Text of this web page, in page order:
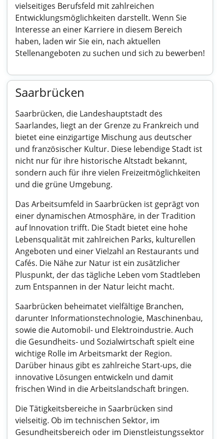
vielseitiges Berufsfeld mit zahlreichen
Entwicklungsmöglichkeiten darstellt. Wenn Sie
Interesse an einer Karriere in diesem Bereich
haben, laden wir Sie ein, nach aktuellen
Stellenangeboten zu suchen und sich zu bewerben!
Saarbrücken
Saarbrücken, die Landeshauptstadt des
Saarlandes, liegt an der Grenze zu Frankreich und
bietet eine einzigartige Mischung aus deutscher
und französischer Kultur. Diese lebendige Stadt ist
nicht nur für ihre historische Altstadt bekannt,
sondern auch für ihre vielen Freizeitmöglichkeiten
und die grüne Umgebung.
Das Arbeitsumfeld in Saarbrücken ist geprägt von
einer dynamischen Atmosphäre, in der Tradition
auf Innovation trifft. Die Stadt bietet eine hohe
Lebensqualität mit zahlreichen Parks, kulturellen
Angeboten und einer Vielzahl an Restaurants und
Cafés. Die Nähe zur Natur ist ein zusätzlicher
Pluspunkt, der das tägliche Leben vom Stadtleben
zum Entspannen in der Natur leicht macht.
Saarbrücken beheimatet vielfältige Branchen,
darunter Informationstechnologie, Maschinenbau,
sowie die Automobil- und Elektroindustrie. Auch
die Gesundheits- und Sozialwirtschaft spielt eine
wichtige Rolle im Arbeitsmarkt der Region.
Darüber hinaus gibt es zahlreiche Start-ups, die
innovative Lösungen entwickeln und damit
frischen Wind in die Arbeitslandschaft bringen.
Die Tätigkeitsbereiche in Saarbrücken sind
vielseitig. Ob im technischen Sektor, im
Gesundheitsbereich oder im Dienstleistungssektor